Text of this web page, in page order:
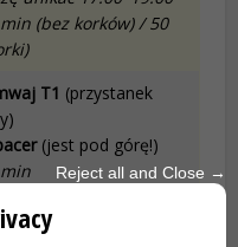
(bez korków) / 50
T1 (przystanek
(jest pod górę!)
M2(przystanek
Reject all and Close →